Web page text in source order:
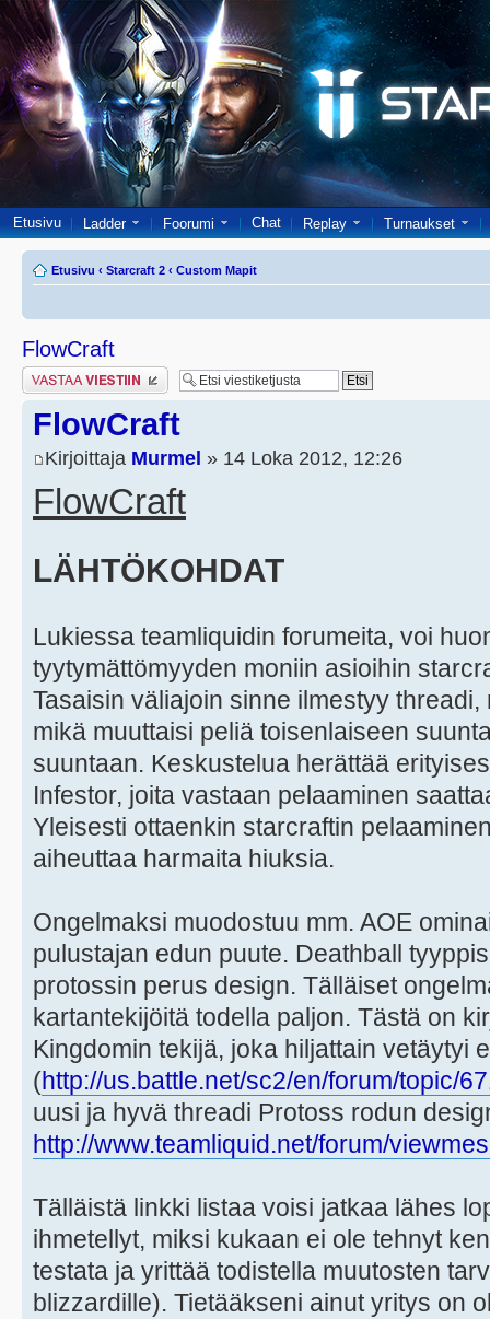
Etusivu Ladder Foorumi Chat Replay Turnaukset
Etusivu ‹ Starcraft 2 ‹ Custom Mapit
FlowCraft
Lähetä vastaus
FlowCraft
Kirjoittaja Murmel » 14 Loka 2012, 12:26
FlowCraft
LÄHTÖKOHDAT
Lukiessa teamliquidin forumeita, voi
tyytymättömyyden moniin asioihin
Tasaisin väliajoin sinne ilmestyy
mikä muuttaisi peliä toisenlaiseen
suuntaan. Keskustelua herättää
Infestor, joita vastaan pelaaminen
Yleisesti ottaenkin starcraftin
aiheuttaa harmaita hiuksia.
Ongelmaksi muodostuu mm. AOE
pulustajan edun puute. Deathball
protossin perus design. Tälläiset
kartantekijöitä todella paljon. Tästä on
Kingdomin tekijä, joka hiljattain vetäytyi
(http://us.battle.net/sc2/en/forum/topic/
uusi ja hyvä threadi Protoss rodun
http://www.teamliquid.net/forum/
Tälläistä linkki listaa voisi jatkaa lähes
ihmetellyt, miksi kukaan ei ole tehnyt
testata ja yrittää todistella muutosten
blizzardille). Tietääkseni ainut yritys on